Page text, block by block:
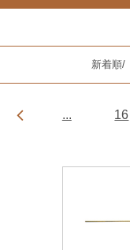
新着順/
... 16